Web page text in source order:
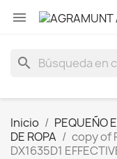

search
Inicio PEQUEÑO
DE ROPA
copy of
DX1635D1